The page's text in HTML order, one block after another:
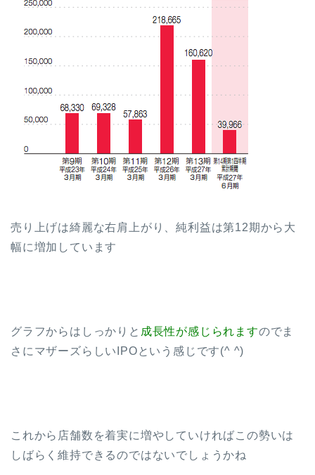
売り上げは綺麗な右肩上がり、純利益は第12期から大
幅に増加しています
グラフからはしっかりと 成長性が感じられますのでま
さにマザーズらしいIPOという感じです(^ ^)
これから店舗数を着実に増やしていければこの勢いは
しばらく維持できるのではないでしょうかね